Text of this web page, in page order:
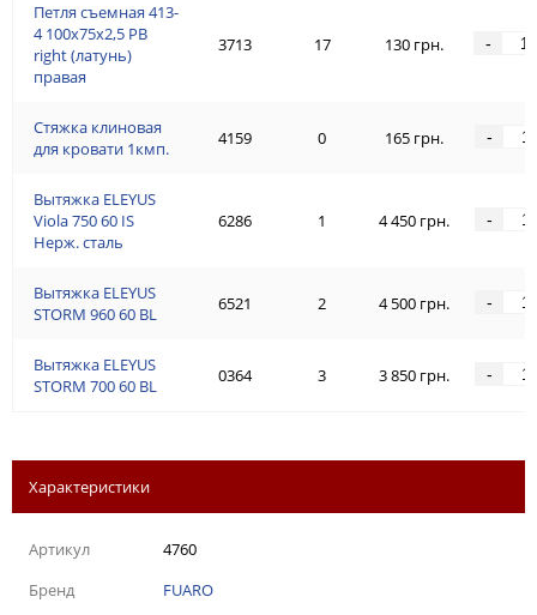
Петля съемная 413-
4 100x75x2,5 PB
right (латунь)
правая
Стяжка клиновая
для кровати 1кмп.
Вытяжка ELEYUS
Viola 750 60 IS
Нерж. сталь
Вытяжка ELEYUS
STORM 960 60 BL
Вытяжка ELEYUS
STORM 700 60 BL
3713 17 130 грн. -
4159 0 165 грн. -
6286 1 4 450 грн. -
6521 2 4 500 грн. -
0364 3 3 850 грн. -
Характеристики
Артикул
4760
Бренд
FUARO